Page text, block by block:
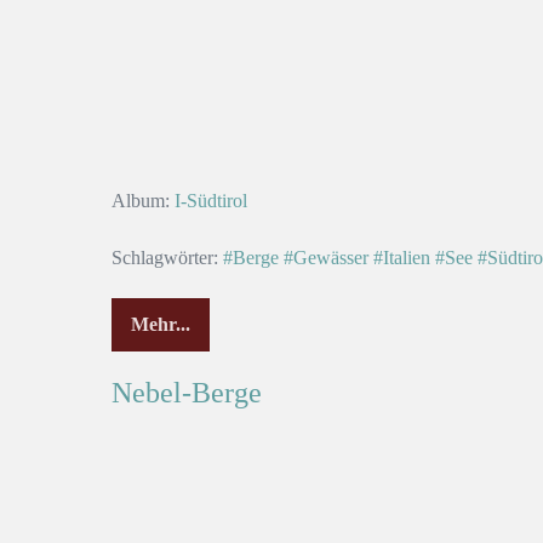
Album: I-Südtirol
Schlagwörter: #Berge #Gewässer #Italien #See
Mehr...
Nebel-Berge